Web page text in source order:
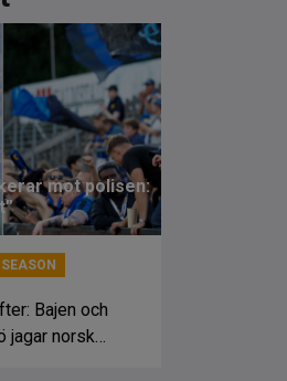
mot polisen:
Bajen och
jagar norsk